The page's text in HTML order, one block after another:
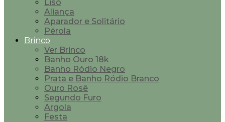
Liso
Aliança
Aparador e Solitário
Pérola
Brinco
Ver Brinco
Banho Ouro 18k
Banho Ródio Negro
Prata e Banho Ródio Branco
Ouro Rosê
Segundo Furo
Argola
Festa